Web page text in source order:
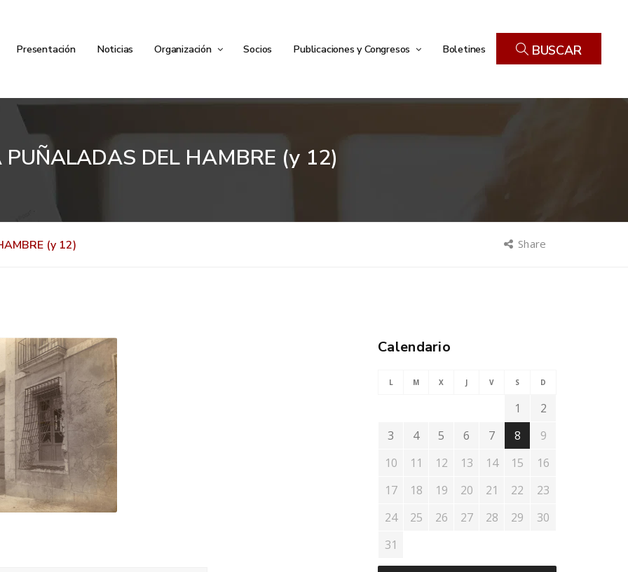
Presentación Noticias Organización Socios Publicaciones y Congresos Boletines BUSCAR
PUÑALADAS DEL HAMBRE (y 12)
(y 12) Share
Calendario
L M X J V S D
1
2
3
4 5 6 7 8
9
10
11 12 13 14 15
16
17
18 19 20 21 22
23
24
25 26 27 28 29
30
31